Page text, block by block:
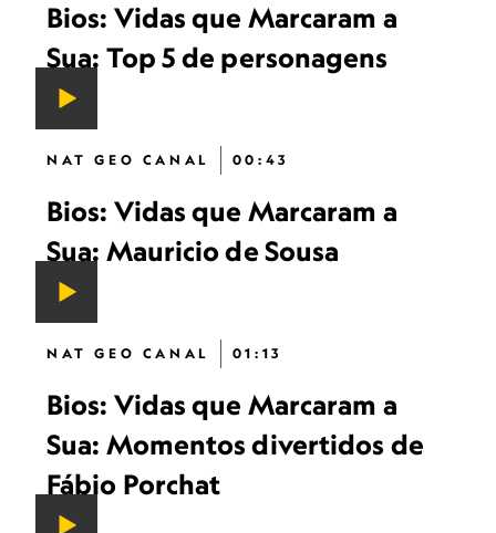
Bios: Vidas que Marcaram a
Sua: Top 5 de personagens
NAT GEO CANAL 00:43
Bios: Vidas que Marcaram a
Sua: Mauricio de Sousa
NAT GEO CANAL 01:13
Bios: Vidas que Marcaram a
Sua: Momentos divertidos de
Fábio Porchat